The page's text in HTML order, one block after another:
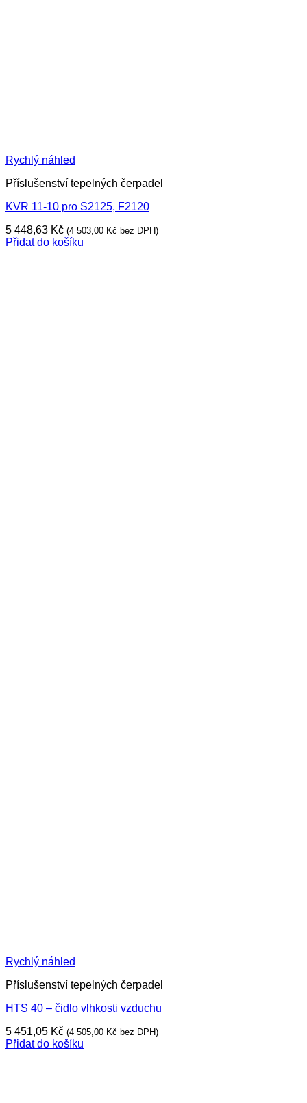
Rychlý náhled
Příslušenství tepelných čerpadel
KVR 11-10 pro S2125, F2120
5 448,63 Kč (4 503,00 Kč bez DPH)
Přidat do košíku
Rychlý náhled
Příslušenství tepelných čerpadel
HTS 40 – čidlo vlhkosti vzduchu
5 451,05 Kč (4 505,00 Kč bez DPH)
Přidat do košíku